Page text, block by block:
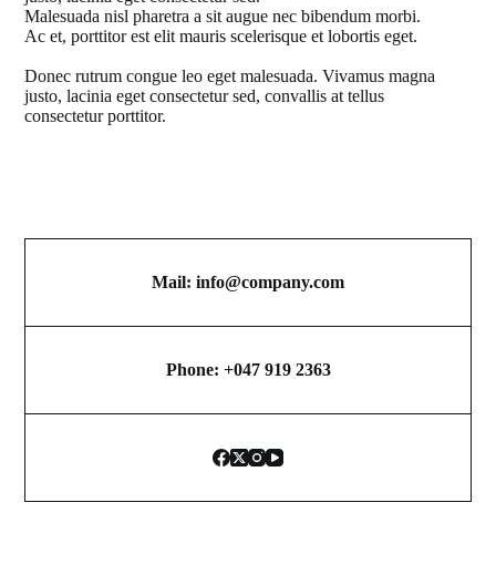
Malesuada nisl pharetra a sit augue nec bibendum morbi.
Ac et, porttitor est elit mauris scelerisque et lobortis eget.
Donec rutrum congue leo eget malesuada. Vivamus magna
justo, lacinia eget consectetur sed, convallis at tellus
consectetur porttitor.
Mail: info@company.com
Phone: +047 919 2363